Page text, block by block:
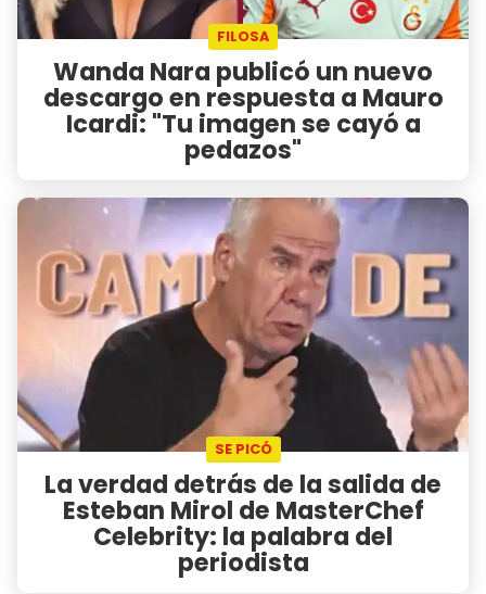
FILOSA
Wanda Nara publicó un nuevo
descargo en respuesta a Mauro
Icardi: "Tu imagen se cayó a
pedazos"
SE PICÓ
La verdad detrás de la salida de
Esteban Mirol de MasterChef
Celebrity: la palabra del
periodista